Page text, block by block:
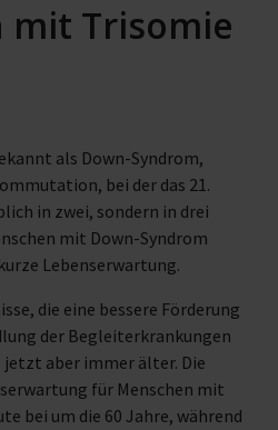
mit Trisomie
als Down-Syndrom,
bei der das 21.
in zwei, sondern in drei
mit Down-Syndrom
Lebenserwartung.
die eine bessere Förderung
der Begleiterkrankungen
aber immer älter. Die
für Menschen mit
bei um die 60 Jahre, während